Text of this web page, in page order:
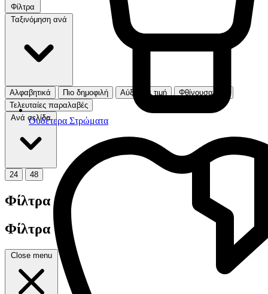
Ουδέτερα Στρώματα
Φίλτρα
Ταξινόμηση ανά
Αλφαβητικά Πιο δημοφιλή Αύξουσα τιμή
Φθίνουσα τιμή
Τελευταίες παραλαβές
Ανά σελίδα
24 48
Φίλτρα
Φίλτρα
Close menu